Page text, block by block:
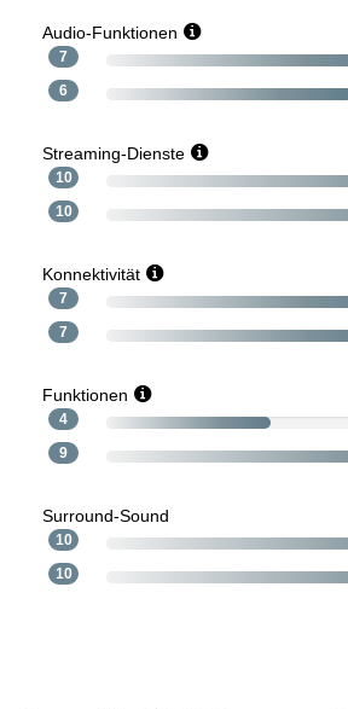
Audio-Funktionen
7
6
Streaming-Dienste
10
10
Konnektivität
7
7
Funktionen
4
9
Surround-Sound
10
10